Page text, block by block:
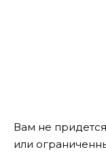
Вам не
или